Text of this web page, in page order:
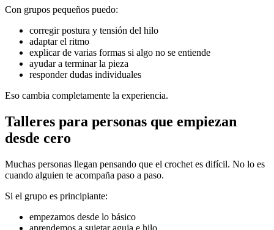
Con grupos pequeños puedo:
corregir postura y tensión del hilo
adaptar el ritmo
explicar de varias formas si algo no se entiende
ayudar a terminar la pieza
responder dudas individuales
Eso cambia completamente la experiencia.
Talleres para personas que empiezan
desde cero
Muchas personas llegan pensando que el crochet es difícil. No lo es
cuando alguien te acompaña paso a paso.
Si el grupo es principiante:
empezamos desde lo básico